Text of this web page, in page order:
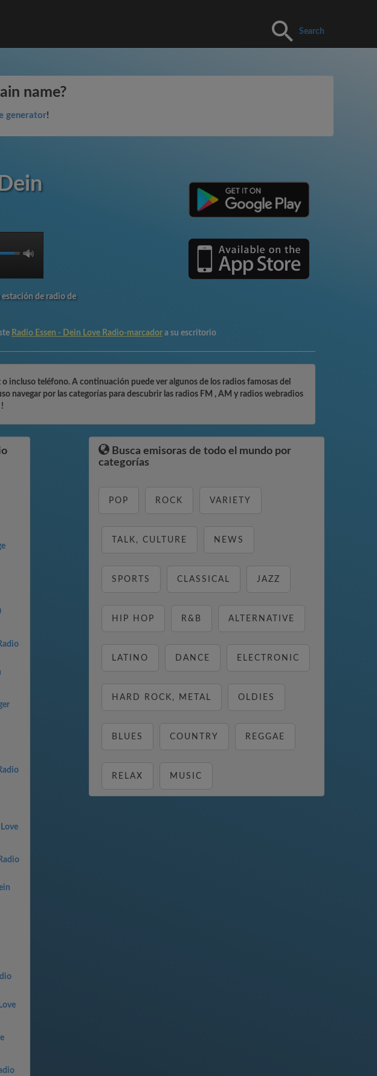
Search
name?
generator!
estación de radio de
Radio Essen - Dein Love Radio-marcador a su escritorio
incluso teléfono. A continuación puede ver algunos de los radios famosas del
navegar por las categorías para descubrir las radios FM , AM y radios webradios
Busca emisoras de todo el mundo por
categorías
POP ROCK VARIETY
TALK, CULTURE NEWS
SPORTS CLASSICAL JAZZ
HIP HOP R&B ALTERNATIVE
LATINO DANCE ELECTRONIC
HARD ROCK, METAL OLDIES
BLUES COUNTRY REGGAE
RELAX MUSIC